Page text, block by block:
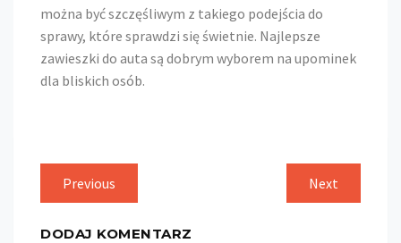
można być szczęśliwym z takiego podejścia do
sprawy, które sprawdzi się świetnie. Najlepsze
zawieszki do auta są dobrym wyborem na upominek
dla bliskich osób.
Nawigacja
wpisu
Previous
post:
Next
post:
DODAJ KOMENTARZ